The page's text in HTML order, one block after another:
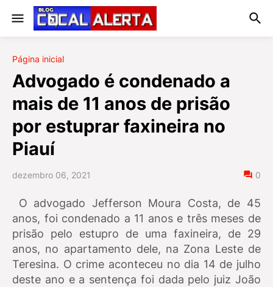
Página inicial
Advogado é condenado a
mais de 11 anos de prisão
por estuprar faxineira no
Piauí
dezembro 06, 2021 0
O advogado Jefferson Moura Costa, de 45
anos, foi condenado a 11 anos e três meses de
prisão pelo estupro de uma faxineira, de 29
anos, no apartamento dele, na Zona Leste de
Teresina. O crime aconteceu no dia 14 de julho
deste ano e a sentença foi dada pelo juiz João